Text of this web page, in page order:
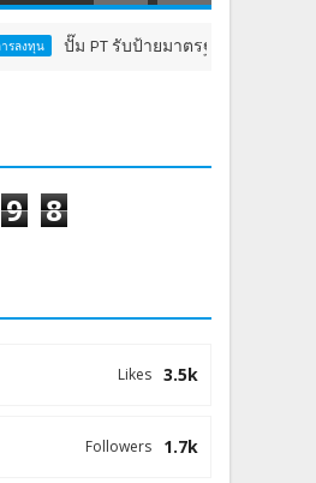
ปั๊ม PT รับป้ายมาตรฐาน "หัวจ่ายเชื้อเพลิง
9 8
3.5k
Likes
1.7k
Followers